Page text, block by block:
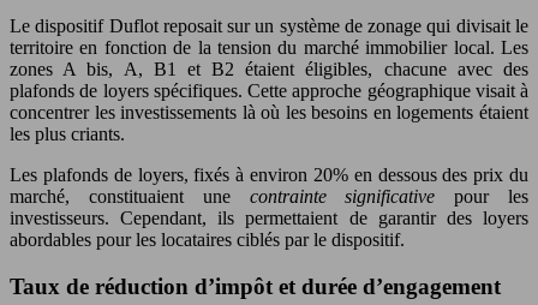
Le dispositif Duflot reposait sur un système de zonage qui divisait le
territoire en fonction de la tension du marché immobilier local. Les
zones A bis, A, B1 et B2 étaient éligibles, chacune avec des
plafonds de loyers spécifiques. Cette approche géographique visait à
concentrer les investissements là où les besoins en logements étaient
les plus criants.
Les plafonds de loyers, fixés à environ 20% en dessous des prix du
marché, constituaient une contrainte significativepour les
investisseurs. Cependant, ils permettaient de garantir des loyers
abordables pour les locataires ciblés par le dispositif.
Taux de réduction d’impôt et durée d’engagement